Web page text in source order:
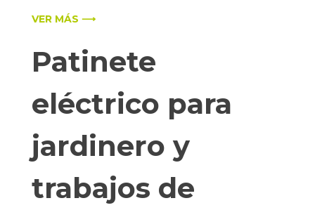
VER MÁS ⟶
Patinete
eléctrico para
jardinero y
trabajos de